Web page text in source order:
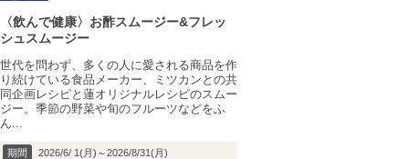
〈飲んで健康〉お酢スムージー&フレッ
シュスムージー
世代を問わず、多くの人に愛される商品を作
り続けている食品メーカー、ミツカンとの共
同企画レシピと蓮オリジナルレシピのスムー
ジー。季節の野菜や旬のフルーツなどをふ
ん...
期間 2026/6/ 1(月)～2026/8/31(月)